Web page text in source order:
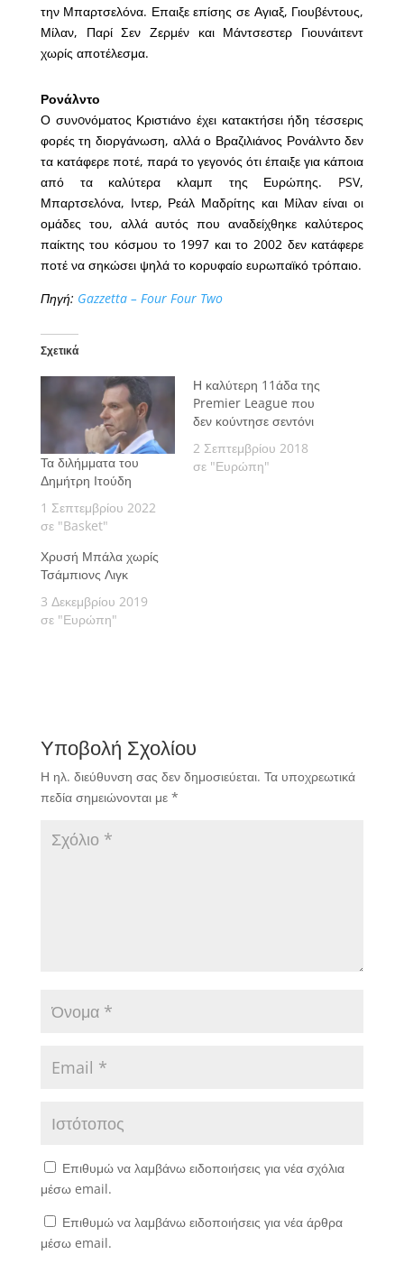
την Μπαρτσελόνα. Επαιξε επίσης σε Αγιαξ, Γιουβέντους,
Μίλαν, Παρί Σεν Ζερμέν και Μάντσεστερ Γιουνάιτεντ
χωρίς αποτέλεσμα.
Ρονάλντο
Ο συνoνόματος Κριστιάνο έχει κατακτήσει ήδη τέσσερις
φορές τη διοργάνωση, αλλά ο Βραζιλιάνος Ρονάλντο δεν
τα κατάφερε ποτέ, παρά το γεγονός ότι έπαιξε για κάποια
από τα καλύτερα κλαμπ της Ευρώπης. PSV,
Μπαρτσελόνα, Ιντερ, Ρεάλ Μαδρίτης και Μίλαν είναι οι
ομάδες του, αλλά αυτός που αναδείχθηκε καλύτερος
παίκτης του κόσμου το 1997 και το 2002 δεν κατάφερε
ποτέ να σηκώσει ψηλά το κορυφαίο ευρωπαϊκό τρόπαιο.
Πηγή: Gazzetta – Four Four Two
Σχετικά
Τα διλήμματα του
Δημήτρη Ιτούδη
1 Σεπτεμβρίου 2022
σε "Basket"
Η καλύτερη 11άδα της
Premier League που
δεν κούντησε σεντόνι
2 Σεπτεμβρίου 2018
σε "Ευρώπη"
Χρυσή Μπάλα χωρίς
Τσάμπιονς Λιγκ
3 Δεκεμβρίου 2019
σε "Ευρώπη"
Υποβολή Σχολίου
Η ηλ. διεύθυνση σας δεν δημοσιεύεται. Τα υποχρεωτικά
πεδία σημειώνονται με *
Επιθυμώ να λαμβάνω ειδοποιήσεις για νέα σχόλια
μέσω email.
Επιθυμώ να λαμβάνω ειδοποιήσεις για νέα άρθρα
μέσω email.